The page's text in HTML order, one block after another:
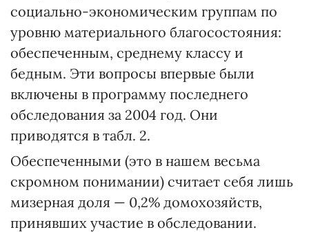
социально-экономическим группам по
уровню материального благосостояния:
обеспеченным, среднему классу и
бедным. Эти вопросы впервые были
включены в программу последнего
обследования за 2004 год. Они
приводятся в табл. 2.
Обеспеченными (это в нашем весьма
скромном понимании) считает себя лишь
мизерная доля — 0,2% домохозяйств,
принявших участие в обследовании.